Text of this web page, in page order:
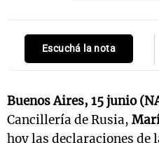
Escuchá la nota
Buenos Aires, 15 junio
Cancillería de Rusia,
hoy las declaraciones de